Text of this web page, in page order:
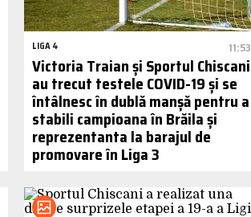
LIGA 4 11:53
Victoria Traian și Sportul Chiscani
au trecut testele COVID-19 și se
întâlnesc în dublă manșă pentru a
stabili campioana în Brăila și
reprezentanta la barajul de
promovare în Liga 3